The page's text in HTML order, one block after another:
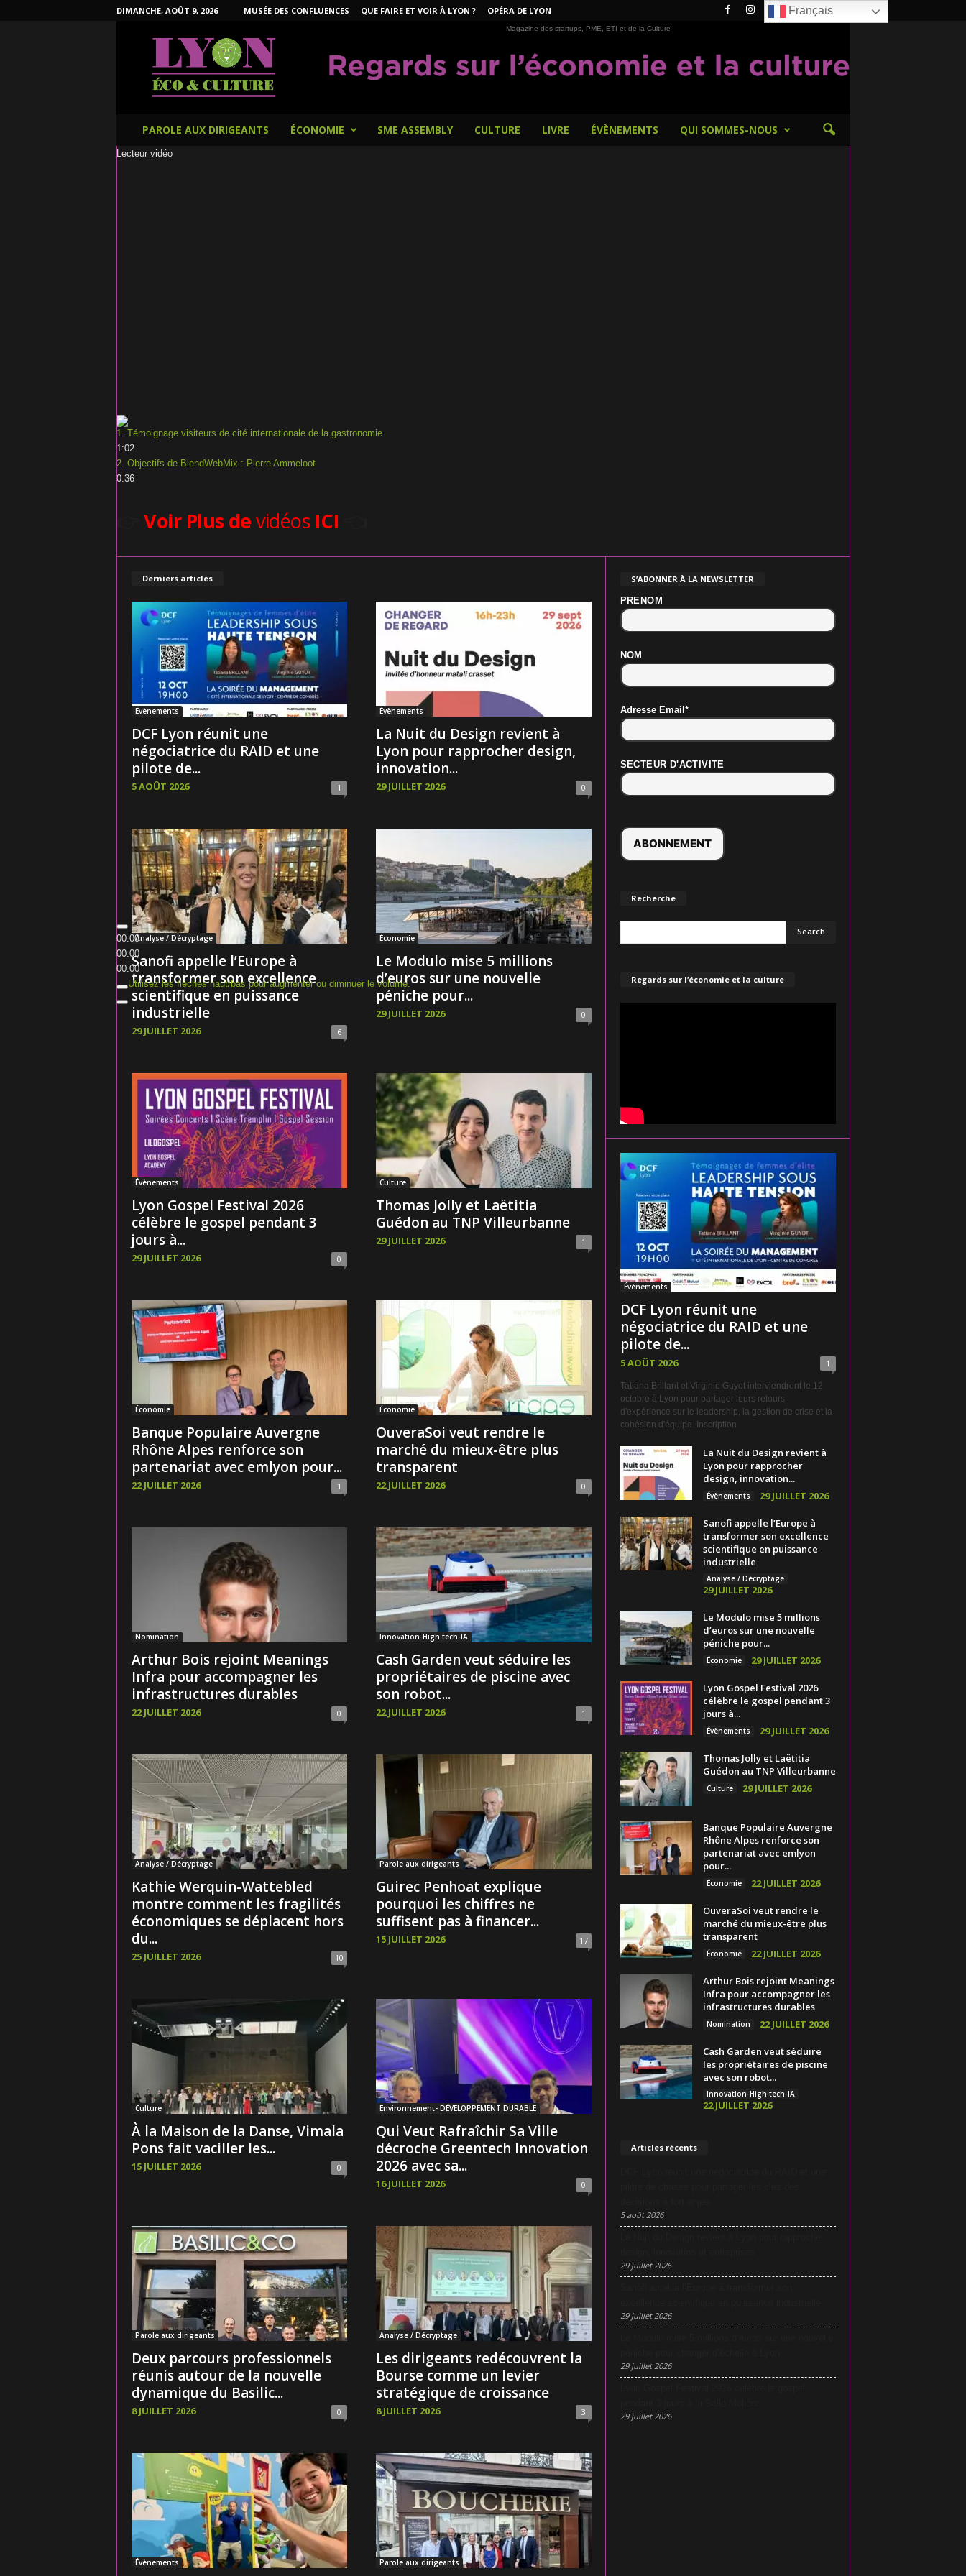
DIMANCHE, AOÛT 9, 2026 MUSÉE DES CONFLUENCES QUE FAIRE ET VOIR À LYON ?
OPÉRA DE LYON
u
Magazine des startups, PME, ETI et de la Culture
PAROLE AUX DIRIGEANTS ÉCONOMIE SME ASSEMBLY CULTURE LIVRE ÉVÈNEMENTS QUI SOMMES-NOUS
Lecteur vidéo
00:00
00:00
00:00
Utilisez les flèches haut/bas pour augmenter ou diminuer le volume.
1. Témoignage visiteurs de cité internationale de la gastronomie
1:02
2. Objectifs de BlendWebMix : Pierre Ammeloot
0:36
👉Voir Plus devidéos ICI
Derniers articles
Évènements
DCF Lyon réunit une
négociatrice du RAID et une
pilote de...
5 AOÛT 2026 1
Évènements
La Nuit du Design revient à
Lyon pour rapprocher design,
innovation...
29 JUILLET 2026 0
Analyse / Décryptage
Sanofi appelle l’Europe à
transformer son excellence
scientifique en puissance
industrielle
29 JUILLET 2026 6
Économie
Le Modulo mise 5 millions
d’euros sur une nouvelle
péniche pour...
29 JUILLET 2026 0
Évènements
Lyon Gospel Festival 2026
célèbre le gospel pendant 3
jours à...
29 JUILLET 2026 0
Culture
Thomas Jolly et Laëtitia
Guédon au TNP Villeurbanne
29 JUILLET 2026 1
Économie
Banque Populaire Auvergne
Rhône Alpes renforce son
partenariat avec emlyon pour...
22 JUILLET 2026 1
Économie
OuveraSoi veut rendre le
marché du mieux-être plus
transparent
22 JUILLET 2026 0
Nomination
Arthur Bois rejoint Meanings
Infra pour accompagner les
infrastructures durables
22 JUILLET 2026 0
Innovation-High tech-IA
Cash Garden veut séduire les
propriétaires de piscine avec
son robot...
22 JUILLET 2026 1
Analyse / Décryptage
Kathie Werquin-Wattebled
montre comment les fragilités
économiques se déplacent hors
du...
25 JUILLET 2026 10
Parole aux dirigeants
Guirec Penhoat explique
pourquoi les chiffres ne
suffisent pas à financer...
15 JUILLET 2026 17
Culture
À la Maison de la Danse, Vimala
Pons fait vaciller les...
15 JUILLET 2026 0
Environnement- DÉVELOPPEMENT DURABLE
Qui Veut Rafraîchir Sa Ville
décroche Greentech Innovation
2026 avec sa...
16 JUILLET 2026 0
Parole aux dirigeants
Deux parcours professionnels
réunis autour de la nouvelle
dynamique du Basilic...
8 JUILLET 2026 0
Analyse / Décryptage
Les dirigeants redécouvrent la
Bourse comme un levier
stratégique de croissance
8 JUILLET 2026 3
Évènements Parole aux dirigeants
S’ABONNER À LA NEWSLETTER
PRENOM
NOM
Adresse Email*
SECTEUR D'ACTIVITE
Recherche
Regards sur l’économie et la culture
Évènements
DCF Lyon réunit une
négociatrice du RAID et une
pilote de...
5 AOÛT 2026 1
Tatiana Brillant et Virginie Guyot interviendront le 12
octobre à Lyon pour partager leurs retours
d'expérience sur le leadership, la gestion de crise et la
cohésion d'équipe. Inscription
La Nuit du Design revient à
Lyon pour rapprocher
design, innovation...
Évènements 29 JUILLET 2026
Sanofi appelle l’Europe à
transformer son excellence
scientifique en puissance
industrielle
Analyse / Décryptage
29 JUILLET 2026
Le Modulo mise 5 millions
d’euros sur une nouvelle
péniche pour...
Économie 29 JUILLET 2026
Lyon Gospel Festival 2026
célèbre le gospel pendant 3
jours à...
Évènements 29 JUILLET 2026
Thomas Jolly et Laëtitia
Guédon au TNP Villeurbanne
Culture 29 JUILLET 2026
Banque Populaire Auvergne
Rhône Alpes renforce son
partenariat avec emlyon
pour...
Économie 22 JUILLET 2026
OuveraSoi veut rendre le
marché du mieux-être plus
transparent
Économie 22 JUILLET 2026
Arthur Bois rejoint Meanings
Infra pour accompagner les
infrastructures durables
Nomination 22 JUILLET 2026
Cash Garden veut séduire
les propriétaires de piscine
avec son robot...
Innovation-High tech-IA
22 JUILLET 2026
Articles récents
5 août 2026
29 juillet 2026
29 juillet 2026
29 juillet 2026
29 juillet 2026
Français